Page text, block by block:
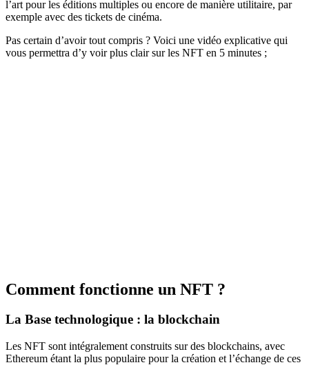
l’art pour les éditions multiples ou encore de manière utilitaire, par
exemple avec des tickets de cinéma.
Pas certain d’avoir tout compris ? Voici une vidéo explicative qui
vous permettra d’y voir plus clair sur les NFT en 5 minutes ;
Comment fonctionne un NFT ?
La Base technologique : la blockchain
Les NFT sont intégralement construits sur des blockchains, avec
Ethereum étant la plus populaire pour la création et l’échange de ces